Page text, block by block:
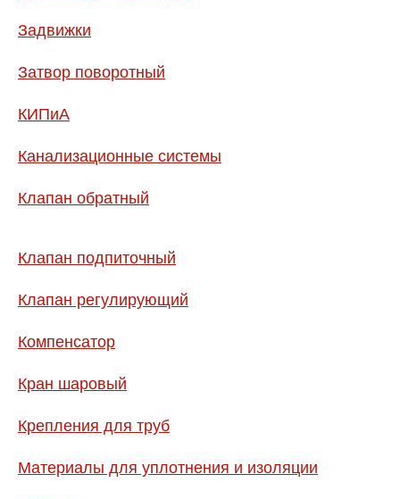
Задвижки
Затвор поворотный
КИПиА
Канализационные системы
Клапан обратный
Клапан подпиточный
Клапан регулирующий
Компенсатор
Кран шаровый
Крепления для труб
Материалы для уплотнения и изоляции